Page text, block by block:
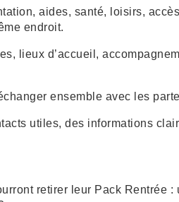
aides, santé, loisirs,
endroit.
lieux d’accueil,
ensemble avec les
utiles, des informations
retirer leur Pack Rentrée :